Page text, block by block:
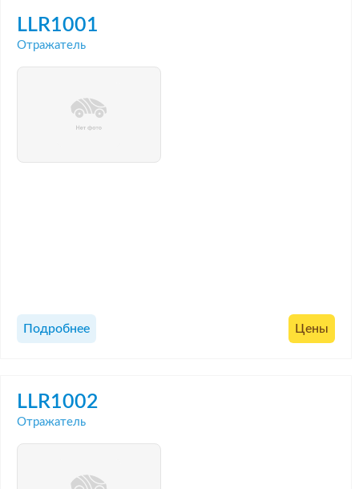
LLR1001
Отражатель
Подробнее Цены
LLR1002
Отражатель